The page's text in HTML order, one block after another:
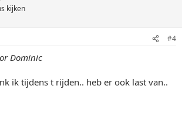
kijken
#4
Dominic
ik tijdens t rijden.. heb er ook last van..